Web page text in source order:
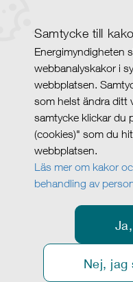
Samtycke till
Energimyndigheten
webbanalyskakor i
webbplatsen.
som helst ändra ditt
samtycke klickar du
(cookies)" som du
webbplatsen.
Läs mer om kakor
behandling av
Nej, jag